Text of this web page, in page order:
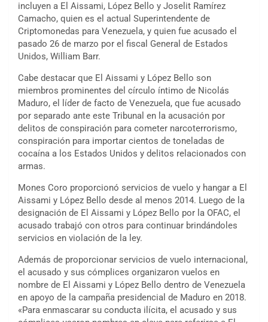
incluyen a El Aissami, López Bello y Joselit Ramírez
Camacho, quien es el actual Superintendente de
Criptomonedas para Venezuela, y quien fue acusado el
pasado 26 de marzo por el fiscal General de Estados
Unidos, William Barr.
Cabe destacar que El Aissami y López Bello son
miembros prominentes del círculo íntimo de Nicolás
Maduro, el líder de facto de Venezuela, que fue acusado
por separado ante este Tribunal en la acusación por
delitos de conspiración para cometer narcoterrorismo,
conspiración para importar cientos de toneladas de
cocaína a los Estados Unidos y delitos relacionados con
armas.
Mones Coro proporcionó servicios de vuelo y hangar a El
Aissami y López Bello desde al menos 2014. Luego de la
designación de El Aissami y López Bello por la OFAC, el
acusado trabajó con otros para continuar brindándoles
servicios en violación de la ley.
Además de proporcionar servicios de vuelo internacional,
el acusado y sus cómplices organizaron vuelos en
nombre de El Aissami y López Bello dentro de Venezuela
en apoyo de la campaña presidencial de Maduro en 2018.
«Para enmascarar su conducta ilícita, el acusado y sus